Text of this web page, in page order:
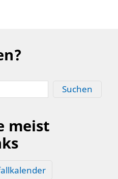
Suchen
meist